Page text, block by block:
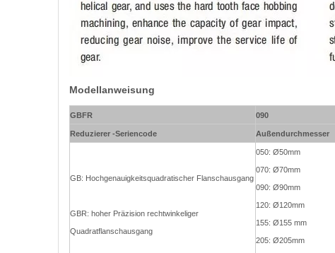
Modellanweisung
GBFR 090
Reduzierer -Seriencode Außendurchmesser
GB: Hochgenauigkeitsquadratischer Flanschausgang
GBR: hoher Präzision rechtwinkeliger
Quadratflanschausgang
050: Ø50mm
070: Ø70mm
090: Ø90mm
120: Ø120mm
155: Ø155 mm
205: Ø205mm